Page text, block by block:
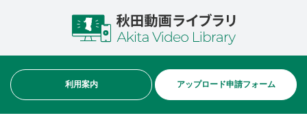
利用案内 アップロード申請フォーム